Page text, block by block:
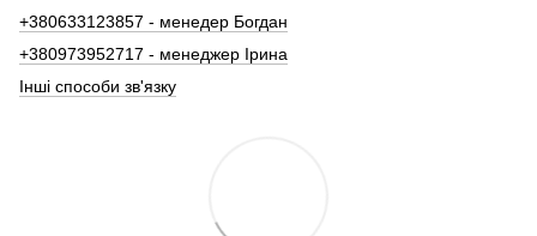
+380633123857 - менедер Богдан
+380973952717 - менеджер Ірина
Інші способи зв'язку